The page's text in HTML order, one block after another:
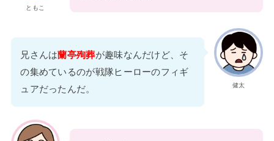
ともこ
健太
兄さんは蘭亭殉葬が趣味なんだけど、そ
の集めているのが戦隊ヒーローのフィギ
ュアだったんだ。